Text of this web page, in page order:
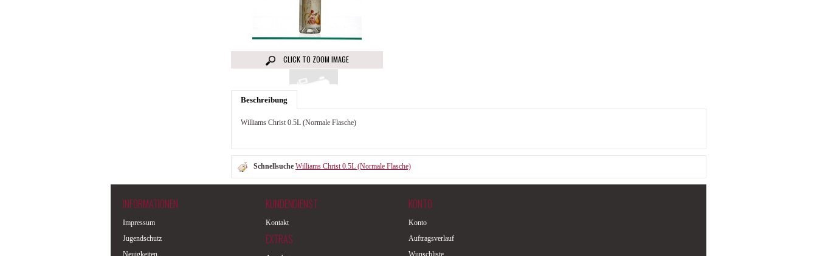
CLICK TO ZOOM IMAGE
Beschreibung
Williams Christ 0.5L (Normale Flasche)
Schnellsuche Williams Christ 0.5L (Normale Flasche)
INFORMATIONEN
Impressum
Jugendschutz
Neuigkeiten
KUNDENDIENST
Kontakt
EXTRAS
KONTO
Konto
Auftragsverlauf
Wunschliste